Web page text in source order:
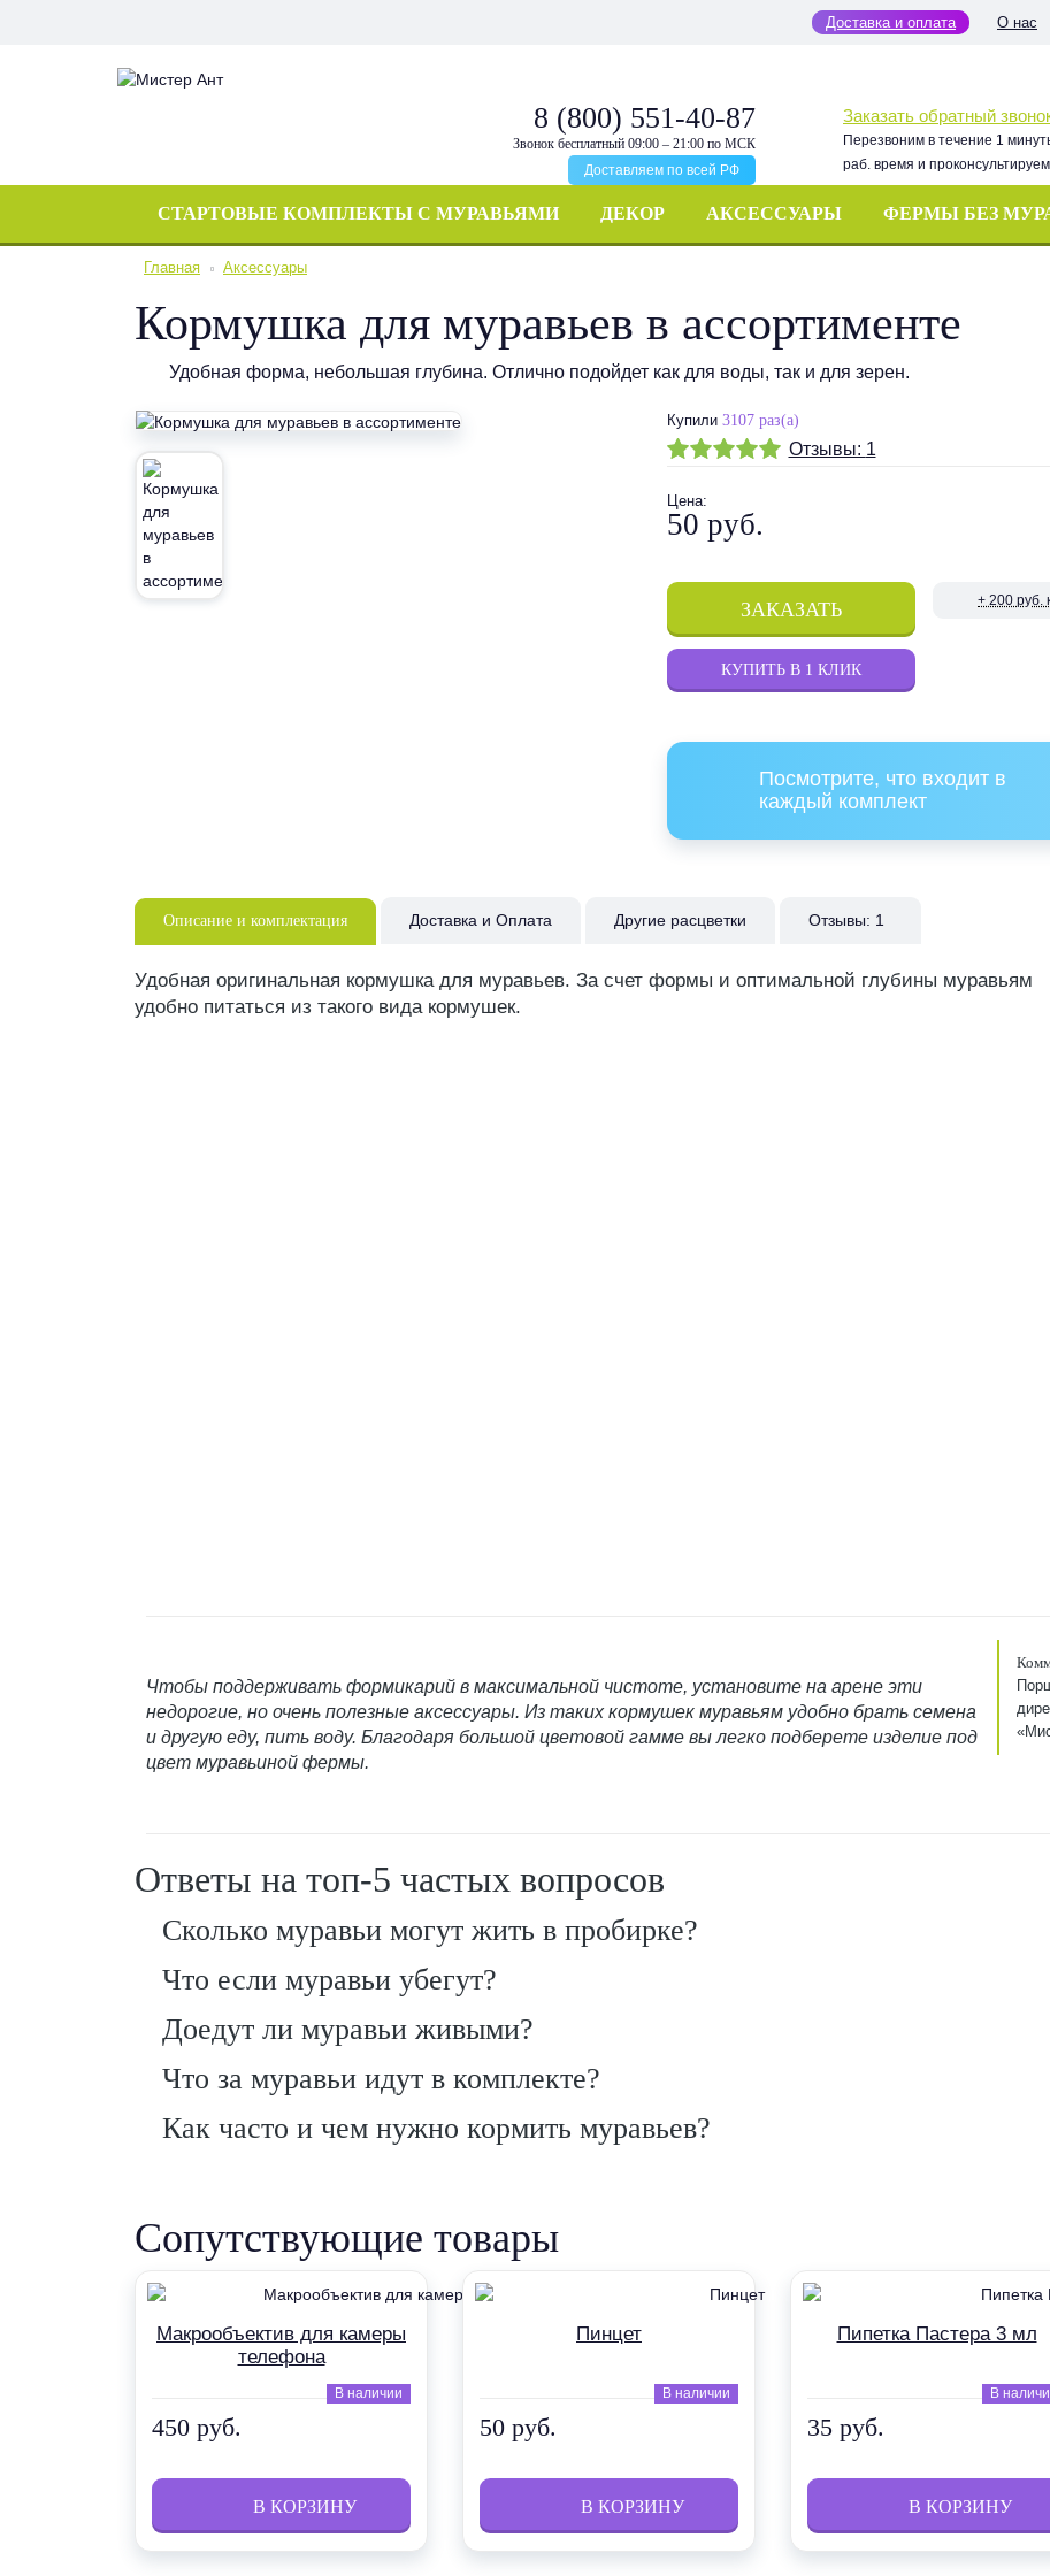
Доставка и оплата О нас
8 (800) 551-40-87
Звонок бесплатный 09:00 – 21:00 по МСК
Доставляем по всей РФ
Заказать обратный
Перезвоним в течение 1
раб. время и проконсультируем
СТАРТОВЫЕ КОМПЛЕКТЫ С МУРАВЬЯМИ ДЕКОР АКСЕССУАРЫ ФЕРМЫ БЕЗ
Главная Аксессуары
Кормушка для муравьев в ассортименте
Удобная форма, небольшая глубина. Отлично подойдет как для воды, так и для зерен.
Купили 3107 раз(а)
Отзывы: 1
Цена:
50 руб.
ЗАКАЗАТЬ
КУПИТЬ В 1 КЛИК
+ 200 руб.
Посмотрите, что входит в
каждый комплект
Описание и комплектация Доставка и Оплата Другие расцветки Отзывы: 1
Удобная оригинальная кормушка для муравьев. За счет формы и оптимальной глубины муравьям
удобно питаться из такого вида кормушек.
Чтобы поддерживать формикарий в максимальной чистоте, установите на арене эти
недорогие, но очень полезные аксессуары. Из таких кормушек муравьям удобно брать семена
и другую еду, пить воду. Благодаря большой цветовой гамме вы легко подберете изделие под
цвет муравьиной фермы.
Ответы на топ-5 частых вопросов
Сколько муравьи могут жить в пробирке?
Что если муравьи убегут?
Доедут ли муравьи живыми?
Что за муравьи идут в комплекте?
Как часто и чем нужно кормить муравьев?
Сопутствующие товары
Макрообъектив для камеры
телефона
В наличии
450 руб.
Пинцет
В наличии
50 руб.
Пипетка Пастера 3 мл
В
35 руб.